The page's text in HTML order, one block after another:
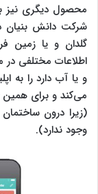
محصول دیگری نیز
شرکت دانش بنیان
گلدان و یا زمین
اطلاعات مختلفی در
و یا آب دارد را به
می‌کند و برای همین
(زیرا درون
وجود ندارد).